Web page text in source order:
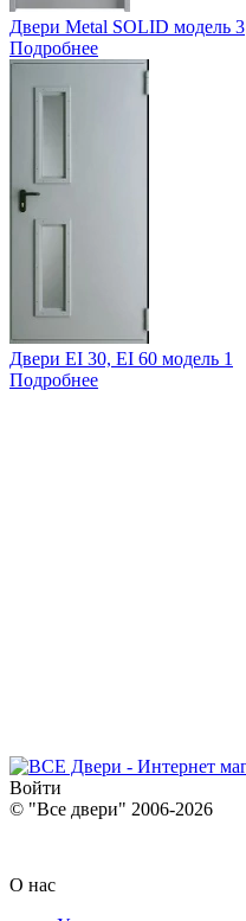
Двери Metal SOLID модель 3
Подробнее
Двери EI 30, EI 60 модель 1
Подробнее
Войти
© "Все двери" 2006-2026
О нас